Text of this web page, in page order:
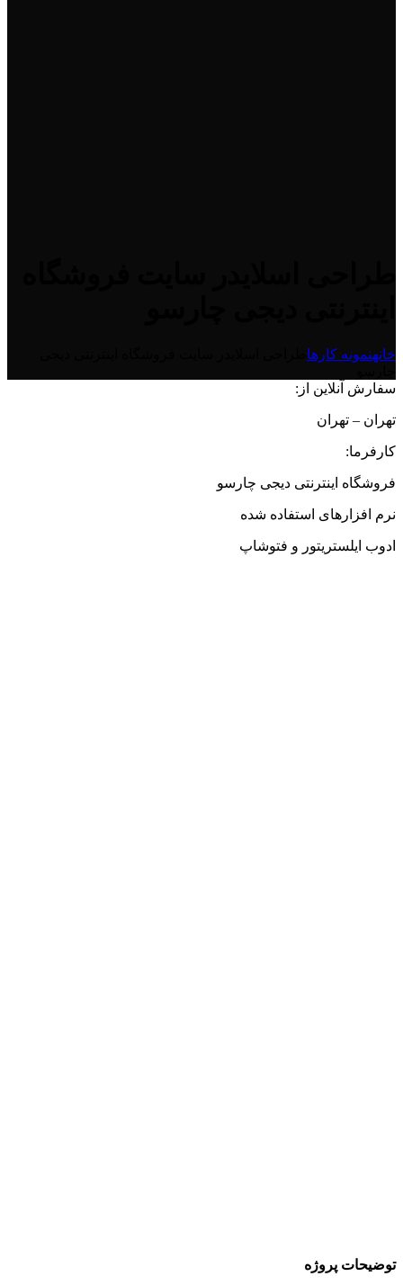
خانهنمونه کارها
سفارش آنلاین از:
تهران – تهران
کارفرما:
فروشگاه اینترنتی دیجی چارسو
نرم افزارهای استفاده شده
ادوب ایلستریتور و فتوشاپ
توضیحات پروژه